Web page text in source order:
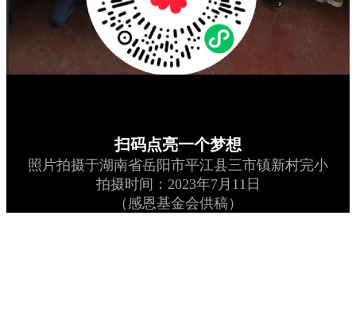
扫码点亮一个梦想
照片拍摄于湖南省岳阳市平江县三市镇新村完小
拍摄时间：2023年7月11日
（感恩基金会供稿）